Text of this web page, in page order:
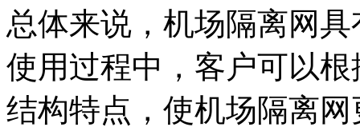
总体来说，机场隔离网
使用过程中，客户可以
结构特点，使机场隔离